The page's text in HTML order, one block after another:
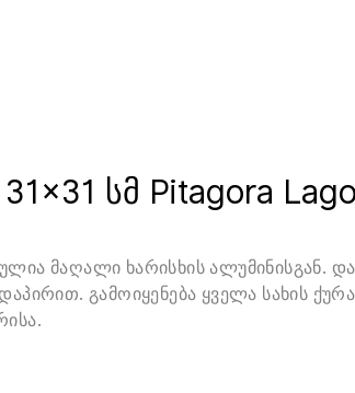
სმ Pitagora
მაღალი ხარისხის ალუმინისგან.
გამოიყენება ყველა სახის